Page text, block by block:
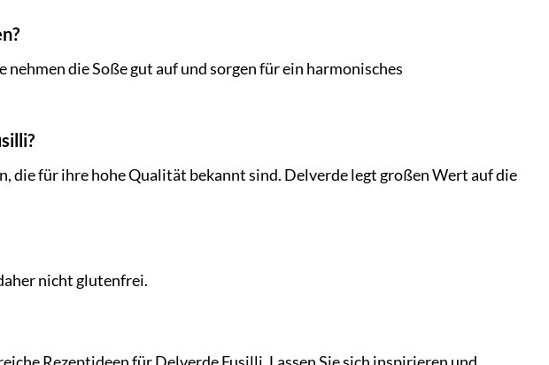
nehmen die Soße gut auf und sorgen für ein harmonisches
die für ihre hohe Qualität bekannt sind. Delverde legt großen Wert auf die
nicht glutenfrei.